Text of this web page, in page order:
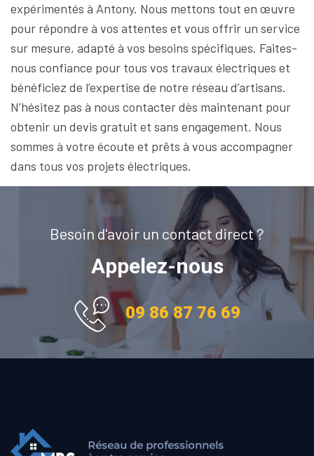
expérimentés à Antony. Nous mettons tout en œuvre
pour répondre à vos attentes et vous offrir un service
sur mesure, adapté à vos besoins spécifiques. Faites-
nous confiance pour tous vos travaux électriques et
bénéficiez de l’expertise de notre réseau d’artisans.
N’hésitez pas à nous contacter dès maintenant pour
obtenir un devis gratuit et sans engagement. Nous
sommes à votre écoute et prêts à vous accompagner
dans tous vos projets électriques.
Besoin d'avoir un contact direct ?
Appelez-nous
09 86 87 76 69